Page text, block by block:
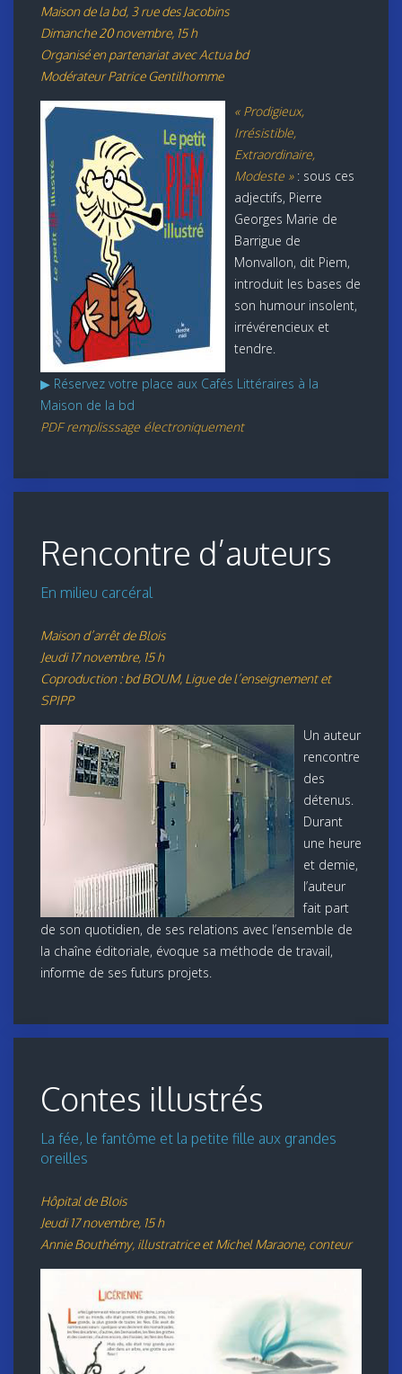
Maison de la bd, 3 rue des Jacobins
Dimanche 20 novembre, 15 h
Organisé en partenariat avec Actua bd
Modérateur Patrice Gentilhomme
« Prodigieux,
Irrésistible,
Extraordinaire,
Modeste »: sous ces
adjectifs, Pierre
Georges Marie de
Barrigue de
Monvallon, dit Piem,
introduit les bases de
son humour insolent,
irrévérencieux et
tendre.
▶ Réservez votre place aux Cafés Littéraires à la
Maison de la bd
PDF remplisssage électroniquement
Rencontre d’auteurs
En milieu carcéral
Maison d’arrêt de Blois
Jeudi 17 novembre, 15 h
Coproduction : bd BOUM, Ligue de l’enseignement et
SPIPP
Un auteur
rencontre
des
détenus.
Durant
une heure
et demie,
l’auteur
fait part
de son quotidien, de ses relations avec l’ensemble de
la chaîne éditoriale, évoque sa méthode de travail,
informe de ses futurs projets.
Contes illustrés
La fée, le fantôme et la petite fille aux grandes
oreilles
Hôpital de Blois
Jeudi 17 novembre, 15 h
Annie Bouthémy, illustratrice et Michel Maraone, conteur